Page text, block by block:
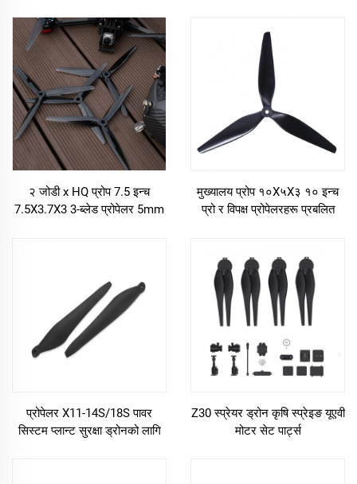
मार्को क्वाडका लागि
२ जोडी x HQ प्रोप 7.5 इन्च
7.5X3.7X3 3-ब्लेड प्रोपेलर 5mm
मुख्यालय प्रोप १०X५X३ १० इन्च
प्रो र विपक्ष प्रोपेलरहरू प्रबलित
प्रोपेलर X11-14S/18S पावर
सिस्टम प्लान्ट सुरक्षा ड्रोनको लागि
Z30 स्प्रेयर ड्रोन कृषि स्प्रेइङ यूएवी
मोटर सेट पार्ट्स